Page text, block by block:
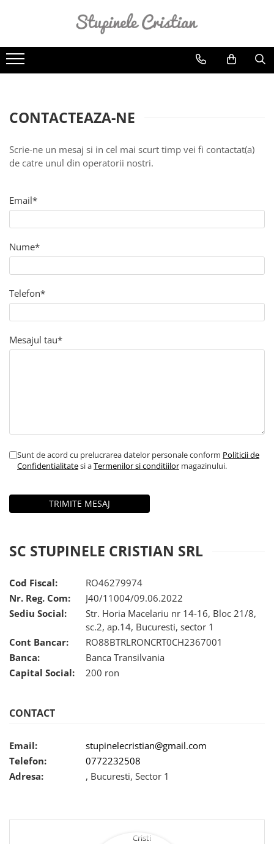
Lumânări parfumate naturale
Lumânări pastilă din ceară de
Lumânări rulate din ceară de
albine
Suporturi pentru lumânări
albine
CONTACTEAZA-NE
Scrie-ne un mesaj si in cel mai scurt timp vei fi contactat(a)
de catre unul din operatorii nostri.
Email*
Nume*
Telefon*
Mesajul tau*
Sunt de acord cu prelucrarea datelor personale conform Politicii de
Confidentialitatesi aTermenilor si conditiilor magazinului.
SC STUPINELE CRISTIAN SRL
Cod Fiscal:
RO46279974
Nr. Reg. Com:
J40/11004/09.06.2022
Sediu Social:
Str. Horia Macelariu nr 14-16, Bloc 21/8,
sc.2, ap.14, Bucuresti, sector 1
Cont Bancar:
RO88BTRLRONCRT0CH2367001
Banca:
Banca Transilvania
Capital Social:
200 ron
CONTACT
Email:
stupinelecristian@gmail.com
Telefon:
0772232508
Adresa:
, Bucuresti, Sector 1